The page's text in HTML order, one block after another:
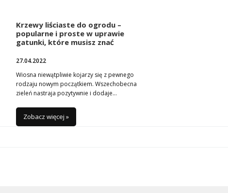
Krzewy liściaste do ogrodu –
popularne i proste w uprawie
gatunki, które musisz znać
27.04.2022
Wiosna niewątpliwie kojarzy się z pewnego
rodzaju nowym początkiem. Wszechobecna
zieleń nastraja pozytywnie i dodaje…
Zobacz więcej »